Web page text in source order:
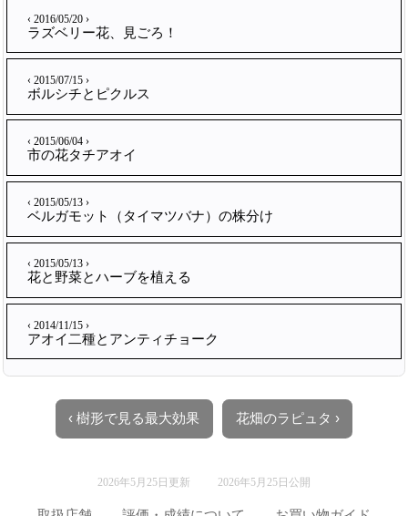
‹ 2016/05/20 ›
ラズベリー花、見ごろ！
‹ 2015/07/15 ›
ボルシチとピクルス
‹ 2015/06/04 ›
市の花タチアオイ
‹ 2015/05/13 ›
ベルガモット（タイマツバナ）の株分け
‹ 2015/05/13 ›
花と野菜とハーブを植える
‹ 2014/11/15 ›
アオイ二種とアンティチョーク
‹ 樹形で見る最大効果 花畑のラピュタ ›
2026年5月25日更新 2026年5月25日公開